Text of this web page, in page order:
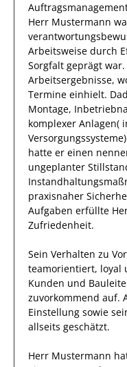
Herr Mustermann
Arbeitsweise durch
Sorgfalt geprägt war.
Arbeitsergebnisse,
Termine einhielt.
Montage,
komplexer Anlagen(
Versorgungssysteme)
hatte er einen
ungeplanter
praxisnaher
Aufgaben erfüllte
Zufriedenheit.
Sein Verhalten zu
teamorientiert, loyal
Kunden und
zuvorkommend auf.
Einstellung sowie
allseits geschätzt.
Herr Mustermann